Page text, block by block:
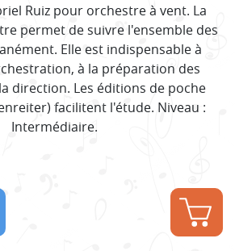
Ruiz pour orchestre à vent. La
permet de suivre l'ensemble des
Elle est indispensable à
à la préparation des
direction. Les éditions de poche
facilitent l'étude. Niveau :
Intermédiaire.